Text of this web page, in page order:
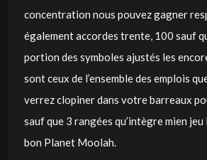
concentration nous pouvez gagner
également accordes trente, 100 sauf
portion des symboles ajustés les
sont ceux de l’ensemble des emplois
verrez clopiner dans votre barreaux
sauf que 3 rangées qu’intègre mien
bon Planet Moolah.